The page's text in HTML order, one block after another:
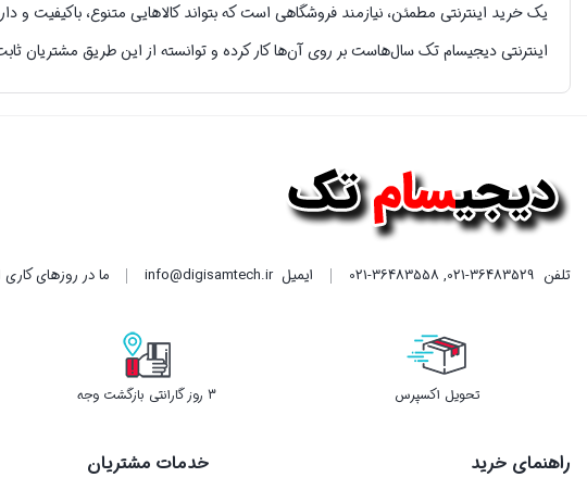
یک خرید اینترنتی مطمئن، نیازمند فروشگاهی است که بتواند کالاهایی متنوع، باکیفیت
اینترنتی دیجیسام تک سال‌هاست بر روی آن‌ها کار کرده و توانسته از این طریق مشتریان
تلفن 021-36483529
,
021-36483558 ایمیلinfo@digisamtech.ir ما در روزهای کاری از ساعت ۹ صبح تا ۱۹
تحویل اکسپرس 3 روز گارانتی بازگشت وجه
راهنمای خرید خدمات مشتریان